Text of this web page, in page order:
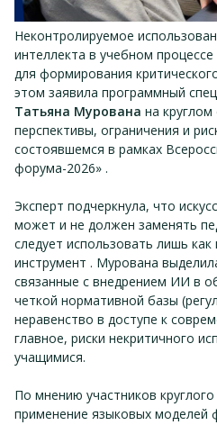
Неконтролируемое
интеллекта в учебном
для формирования
этом заявила программный
Татьяна Мурована на
перспективы, ограничения и
состоявшемся в рамках
форума-2026» .
Эксперт подчеркнула, что
может и не должен заменять
следует использовать лишь
инструмент . Мурована
связанные с внедрением ИИ в
четкой нормативной базы
неравенство в доступе к
главное, риски некритичного
учащимися.
По мнению участников
применение языковых моделей